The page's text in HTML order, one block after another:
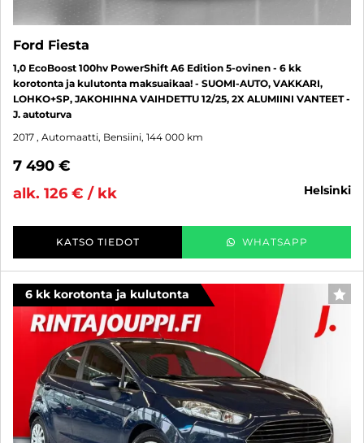
Ford Fiesta
1,0 EcoBoost 100hv PowerShift A6 Edition 5-ovinen - 6 kk
korotonta ja kulutonta maksuaikaa! - SUOMI-AUTO, VAKKARI,
LOHKO+SP, JAKOHIHNA VAIHDETTU 12/25, 2X ALUMIINI VANTEET -
J. autoturva
2017 , Automaatti, Bensiini, 144 000 km
7 490 €
alk. 126 € / kk
helsinki
KATSO TIEDOT WHATSAPP
6 kk korotonta ja kulutonta